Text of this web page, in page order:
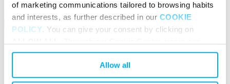
of marketing communications tailored to browsing habits
and interests, as further described in our COOKIE
POLICY. You can give your consent by clicking on
select or deselect individual categories of cookies used
on the websites. By closing this banner, navigation will
continue without cookies or other tracking tools except
Allow all
Prev
Next ❯
Subscribe
Sign up to our newsletter